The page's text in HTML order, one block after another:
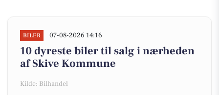
BILER 07-08-2026 14:16
10 dyreste biler til salg i nærheden
af Skive Kommune
Kilde: Bilhandel